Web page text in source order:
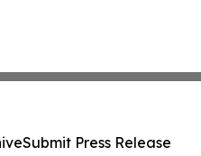
Submit Press Release